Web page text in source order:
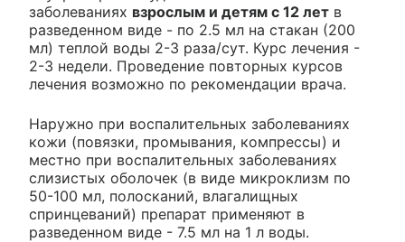
заболеваниях взрослым и детям с 12 лет в
разведенном виде - по 2.5 мл на стакан (200
мл) теплой воды 2-3 раза/сут. Курс лечения -
2-3 недели. Проведение повторных курсов
лечения возможно по рекомендации врача.
Наружно при воспалительных заболеваниях
кожи (повязки, промывания, компрессы) и
местно при воспалительных заболеваниях
слизистых оболочек (в виде микроклизм по
50-100 мл, полосканий, влагалищных
спринцеваний) препарат применяют в
разведенном виде - 7.5 мл на 1 л воды.